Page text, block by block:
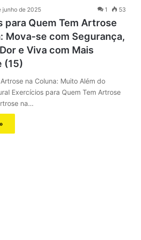
junho de 2025 1 53
para Quem Tem Artrose
Mova-se com Segurança,
e Viva com Mais
(15)
na Coluna: Muito Além do
Exercícios para Quem Tem Artrose
na…